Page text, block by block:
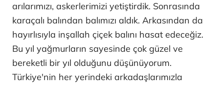
arılarımızı, askerlerimizi yetiştirdik. Sonrasında
karaçalı balından balımızı aldık. Arkasından da
hayırlısıyla inşallah çiçek balını hasat edeceğiz.
Bu yıl yağmurların sayesinde çok güzel ve
bereketli bir yıl olduğunu düşünüyorum.
Türkiye'nin her yerindeki arkadaşlarımızla